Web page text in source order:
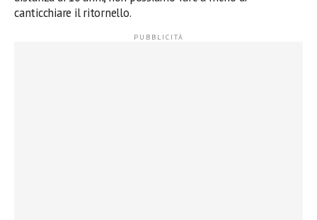
canticchiare il ritornello.